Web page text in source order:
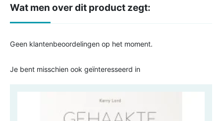
Wat men over dit product zegt:
Geen klantenbeoordelingen op het moment.
Je bent misschien ook geïnteresseerd in